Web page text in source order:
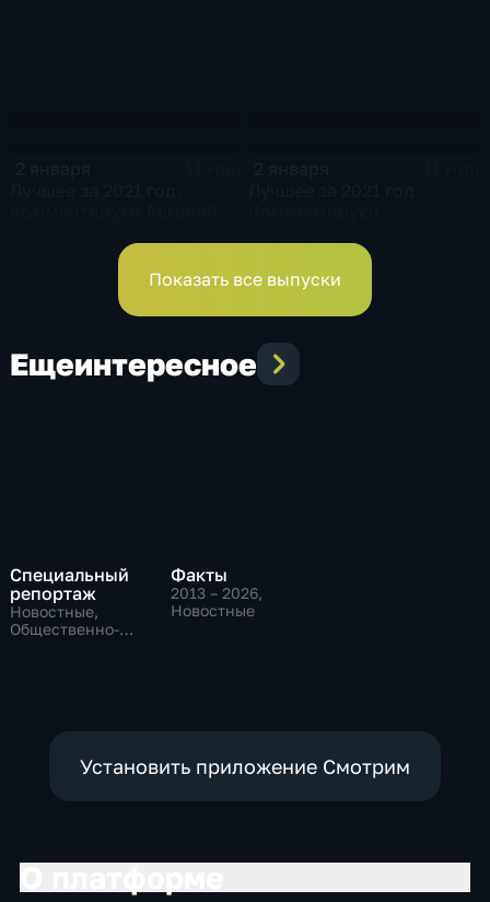
Владимир Жириновский
Показать все выпуски
Ещеинтересное
Специальный
репортаж
Новостные,
Общественно-
Факты
2013 – 2026,
Новостные
Установить приложение Смотрим